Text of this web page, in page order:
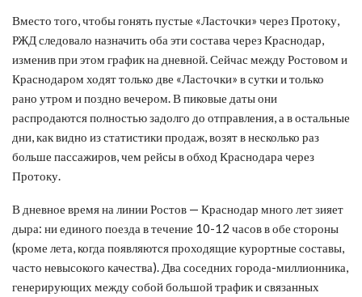
Вместо того, чтобы гонять пустые «Ласточки» через Протоку,
РЖД следовало назначить оба эти состава через Краснодар,
изменив при этом график на дневной. Сейчас между Ростовом и
Краснодаром ходят только две «Ласточки» в сутки и только
рано утром и поздно вечером. В пиковые даты они
распродаются полностью задолго до отправления, а в остальные
дни, как видно из статистики продаж, возят в несколько раз
больше пассажиров, чем рейсы в обход Краснодара через
Протоку.
В дневное время на линии Ростов — Краснодар много лет зияет
дыра: ни единого поезда в течение 10-12 часов в обе стороны
(кроме лета, когда появляются проходящие курортные составы,
часто невысокого качества). Два соседних города-миллионника,
генерирующих между собой большой трафик и связанных